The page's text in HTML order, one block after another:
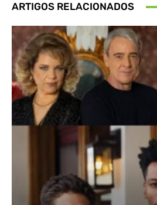
ARTIGOS RELACIONADOS